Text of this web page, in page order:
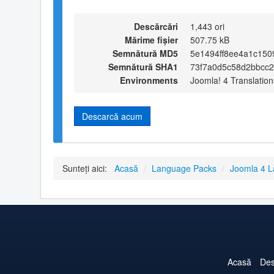
Descărcări
1,443 ori
Mărime fișier
507.75 kB
Semnătură MD5
Semnătură SHA1
Environments
Joomla! 4
Descarcă acum
Sunteți aici: Acasă / Language Packs / Joomla 4
Acasă